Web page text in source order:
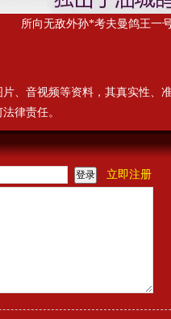
所向无敌外孙*考夫曼鸽王一
、音视频等资料，其真实性、
律责任。
立即注册